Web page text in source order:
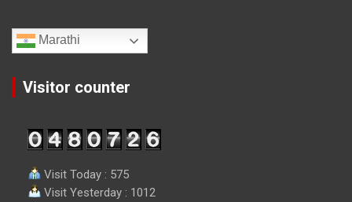
Marathi
Visitor counter
Visit Today : 575
Visit Yesterday : 1012